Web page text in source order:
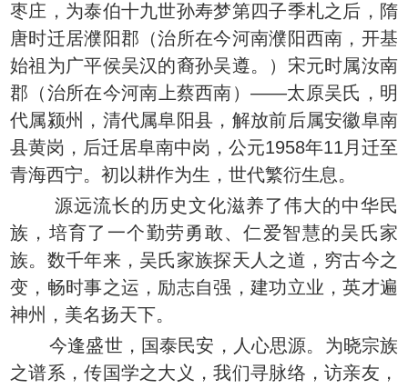
枣庄，为泰伯十九世孙寿梦第四子季札之后，隋
唐时迁居濮阳郡（治所在今河南濮阳西南，开基
始祖为广平侯吴汉的裔孙吴遵。）宋元时属汝南
郡（治所在今河南上蔡西南）——太原吴氏，明
代属颍州，清代属阜阳县，解放前后属安徽阜南
县黄岗，后迁居阜南中岗，公元1958年11月迁至
青海西宁。初以耕作为生，世代繁衍生息。
源远流长的历史文化滋养了伟大的中华民
族，培育了一个勤劳勇敢、仁爱智慧的吴氏家
族。数千年来，吴氏家族探天人之道，穷古今之
变，畅时事之运，励志自强，建功立业，英才遍
神州，美名扬天下。
今逢盛世，国泰民安，人心思源。为晓宗族
之谱系，传国学之大义，我们寻脉络，访亲友，